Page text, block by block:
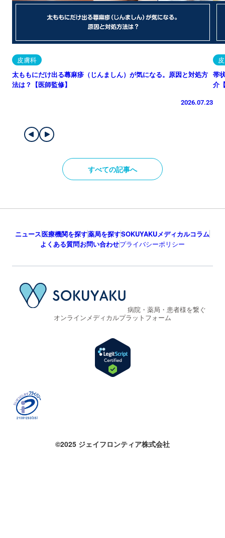
皮膚科
太ももにだけ出る蕁麻疹（じんましん）が気になる。原因と対処方
法は？【医師監修】
2026.07.23
帯
介
すべての記事へ
ニュース医療機関を探す薬局を探すSOKUYAKUメディカルコラム
よくある質問お問い合わせプライバシーポリシー
病院・薬局・患者様を繋ぐ
オンラインメディカルプラットフォーム
©2025 ジェイフロンティア株式会社